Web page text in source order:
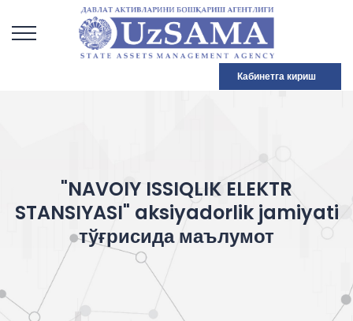
Кабинетга кириш
"NAVOIY ISSIQLIK ELEKTR
STANSIYASI" aksiyadorlik jamiyati
тўғрисида маълумот